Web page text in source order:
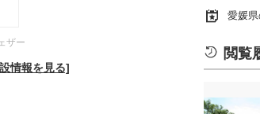
ザー
情報を見る]
愛媛
閲覧